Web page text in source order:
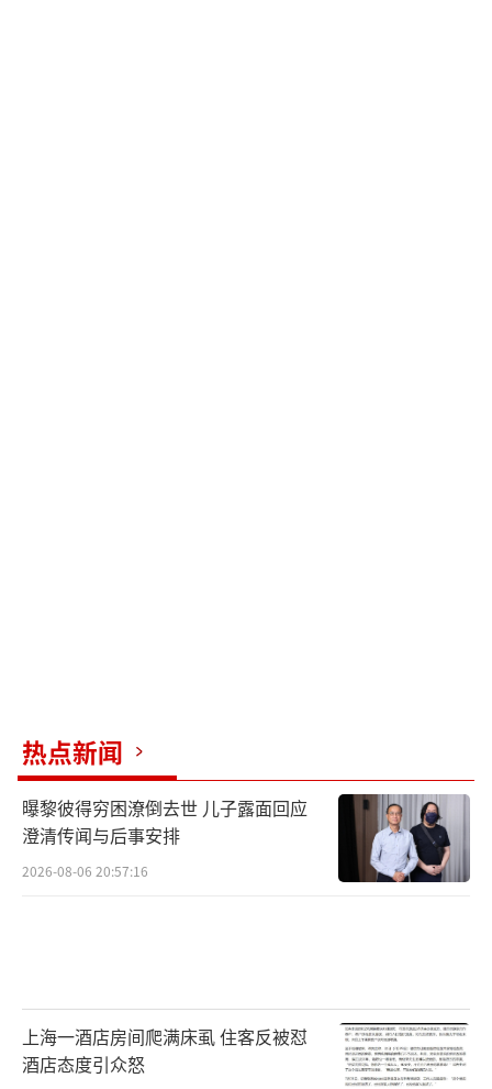
热点新闻
曝黎彼得穷困潦倒去世 儿子露面回应
澄清传闻与后事安排
2026-08-06 20:57:16
上海一酒店房间爬满床虱 住客反被怼
酒店态度引众怒